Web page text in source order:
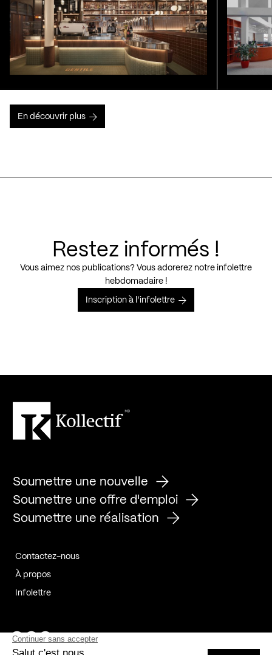
En découvrir plus
Restez informés !
Vous aimez nos publications? Vous adorerez notre infolettre
hebdomadaire !
Inscription à l’infolettre
Soumettre une nouvelle
Soumettre une offre d'emploi
Soumettre une réalisation
Contactez-nous
À propos
Infolettre
Page Facebook de Kollectif
Page Instagram de Kollectif
Page Linkedin de Kollectif